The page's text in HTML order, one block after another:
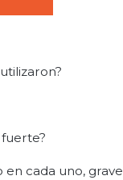
fuerte?
en cada uno,